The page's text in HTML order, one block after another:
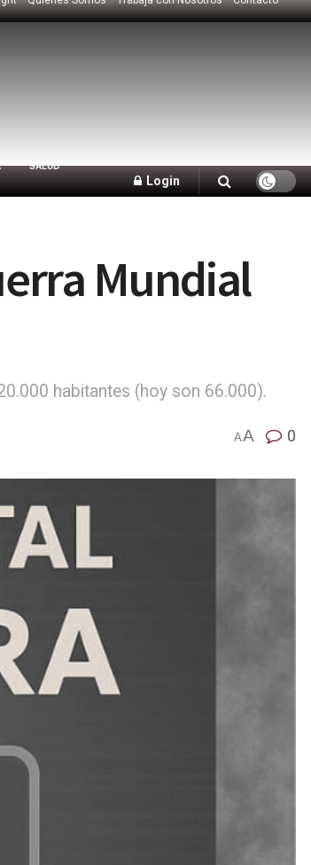
SALUD
Login
Mundial
habitantes (hoy son 66.000).
AA 0